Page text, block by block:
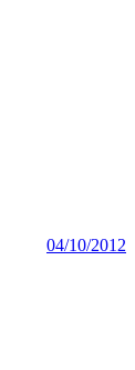
04/10/2012